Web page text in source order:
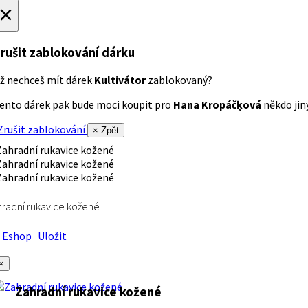
zablokování dárku
nechceš mít dárek Kultivátorzablokovaný?
dárek pak bude moci koupit pro Hana Kropáčķová někdo
zablokování
× Zpět
rukavice kožené
Uložit
Zahradní rukavice kožené